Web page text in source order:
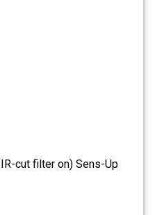
cut filter on) Sens-Up